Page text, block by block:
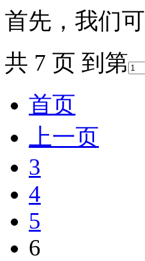
首先，我们
共 7 页 到第
首页
上一页
3
4
5
6